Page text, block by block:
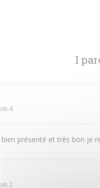
I
4
présenté et très bon je
2